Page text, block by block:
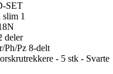
SET
slim 1
deler
Ph/Pz 8-delt
- 5 stk - Svarte